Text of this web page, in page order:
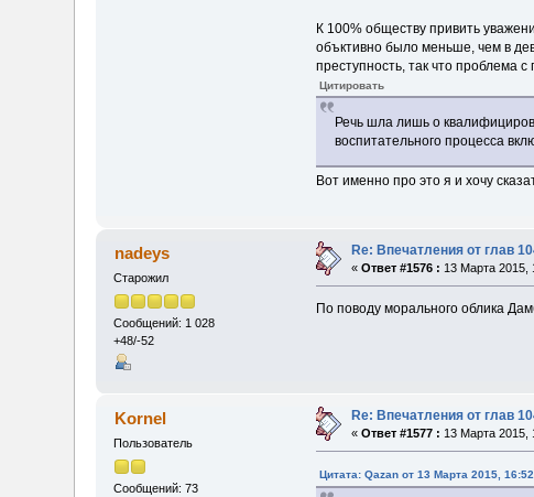
К 100% обществу привить
объктивно было меньше, чем в
преступность, так что проблема
Цитировать
Речь шла лишь о
воспитательного процесса
Вот именно про это я и хочу
nadeys
Старожил
Сообщений: 1 028
+48/-52
Re: Впечатления от глав
«Ответ #1576 : 13 Марта 2015,
По поводу морального облика
Kornel
Пользователь
Сообщений: 73
Re: Впечатления от глав
«Ответ #1577 : 13 Марта 2015,
Цитата: Qazan от 13 Марта 2015, 16:52